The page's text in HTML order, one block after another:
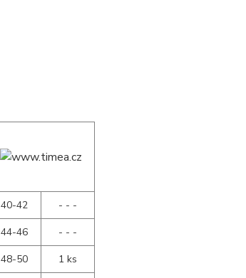
40-42
- - -
44-46
- - -
48-50
1 ks